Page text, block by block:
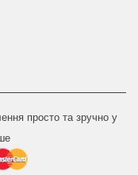
просто та зручно у